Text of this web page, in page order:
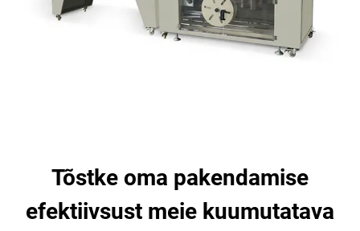
Tõstke oma pakendamise
efektiivsust meie kuumutatava